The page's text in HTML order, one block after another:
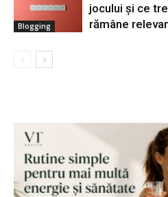
Blogging
jocului și ce
rămâne